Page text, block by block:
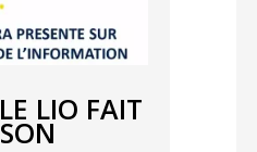
LIO FAIT